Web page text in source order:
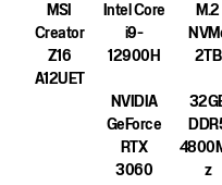
MSI
Creator
Z16
A12UET
Intel Core
i9-
12900H
NVIDIA
GeForce
RTX
3060
M.2
2TB
z